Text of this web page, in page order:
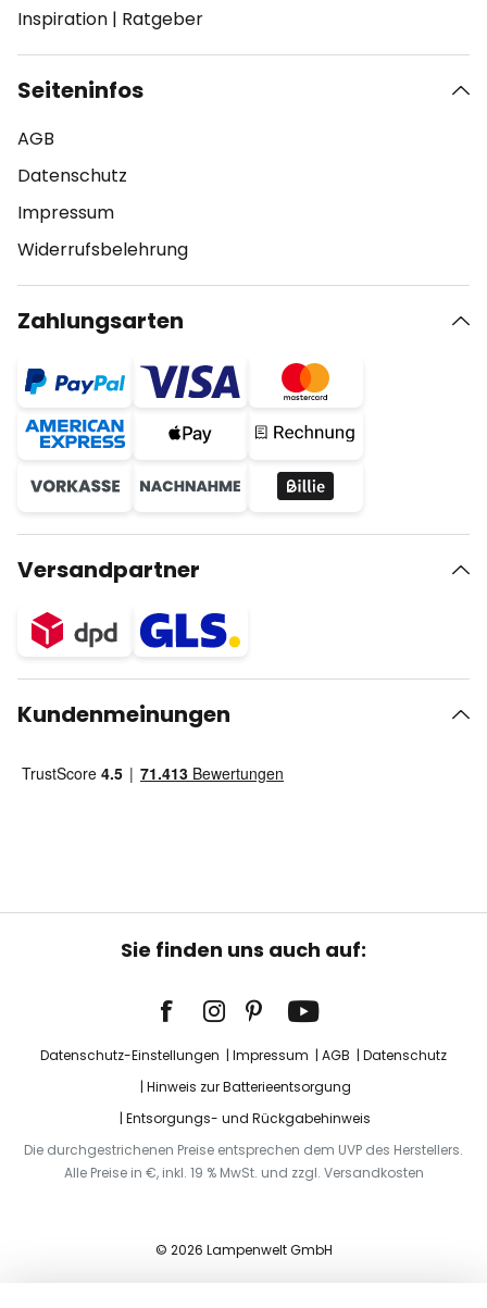
Inspiration | Ratgeber
Seiteninfos
AGB
Datenschutz
Impressum
Widerrufsbelehrung
Zahlungsarten
Versandpartner
Kundenmeinungen
Sie finden uns auch auf:
Datenschutz-Einstellungen Impressum AGB
Datenschutz
Hinweis zur Batterieentsorgung
Entsorgungs- und Rückgabehinweis
Die durchgestrichenen Preise entsprechen dem UVP des Herstellers.
Alle Preise in €, inkl. 19 % MwSt. und zzgl. Versandkosten
© 2026 Lampenwelt GmbH